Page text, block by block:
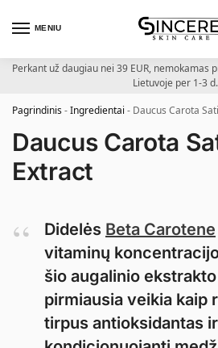
MENIU
Perkant už daugiau nei 39 EUR, nemokamas
Lietuvoje per 1-3
Pagrindinis-Ingredientai - Daucus Carota
Daucus Carota
Extract
Didelės Beta Carotene
vitaminų
šio augalinio
pirmiausia veikia kaip
tirpus antioksidantas